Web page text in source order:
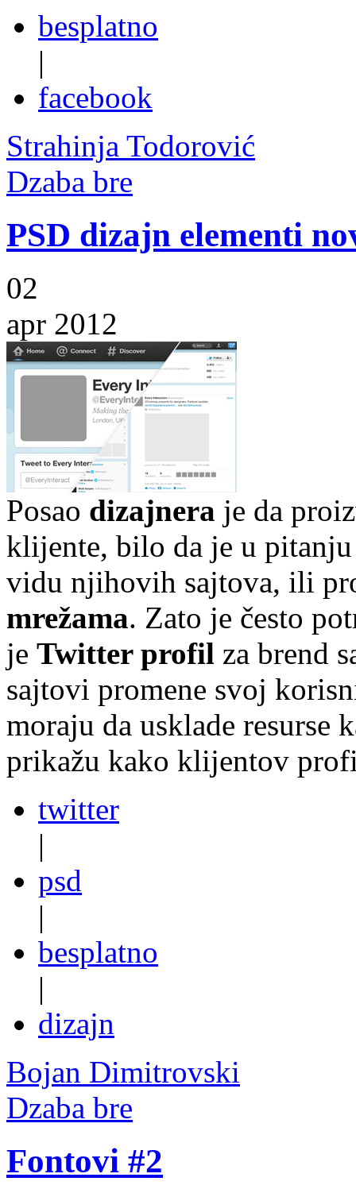
besplatno
|
facebook
Strahinja Todorović
Dzaba bre
PSD dizajn elementi
02
apr 2012
Posao dizajnera je da
klijente, bilo da je u
vidu njihovih sajtova, ili
mrežama. Zato je često
je Twitter profil za brend
sajtovi promene svoj
moraju da usklade resurse
prikažu kako klijentov
twitter
|
psd
|
besplatno
|
dizajn
Bojan Dimitrovski
Dzaba bre
Fontovi #2